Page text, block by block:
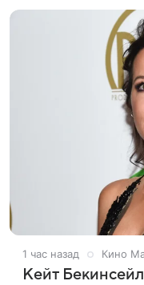
1 час назад Кино
Кейт